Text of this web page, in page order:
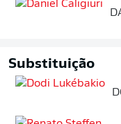
Substituição